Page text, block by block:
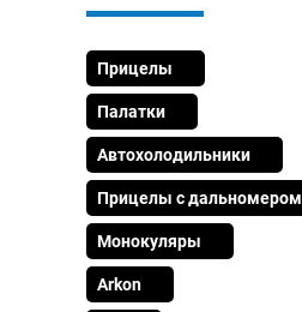
Прицелы
Палатки
Автохолодильники
Прицелы с дальномером
Монокуляры
Arkon